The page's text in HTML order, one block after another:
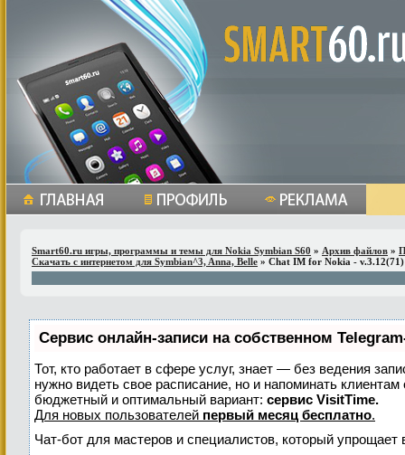
Smart60.ru игры, программы и темы для Nokia Symbian S60 » Архив файлов »
Скачать с интернетом для Symbian^3, Anna, Belle » Chat IM for Nokia -
Сервис онлайн-записи на собственном
Тот, кто работает в сфере услуг, знает — без ведения
нужно видеть свое расписание, но и напоминать
бюджетный и оптимальный вариант: сервис VisitTime.
Для новых пользователей первый месяц бесплатно.
Чат-бот для мастеров и специалистов, который упрощает